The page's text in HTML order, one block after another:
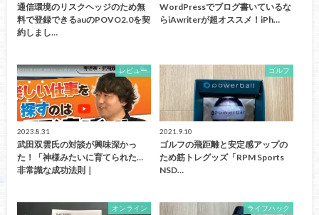
通信環境のリスクヘッジのため無
料で登録できるauのPOVO2.0を契
約しまし…
WordPressでブログ書いているな
らiAwriterが超オススメ！iPh…
レビュー
2023.8.31
武田双雲氏の対談が興味深かっ
た！「神様みたいに育てられた…
非常識な成功法則｜
ゴルフ
2021.9.10
ゴルフの飛距離と安定感アップの
ため筋トレグッズ「RPM Sports
NSD…
オンライン ライフハック